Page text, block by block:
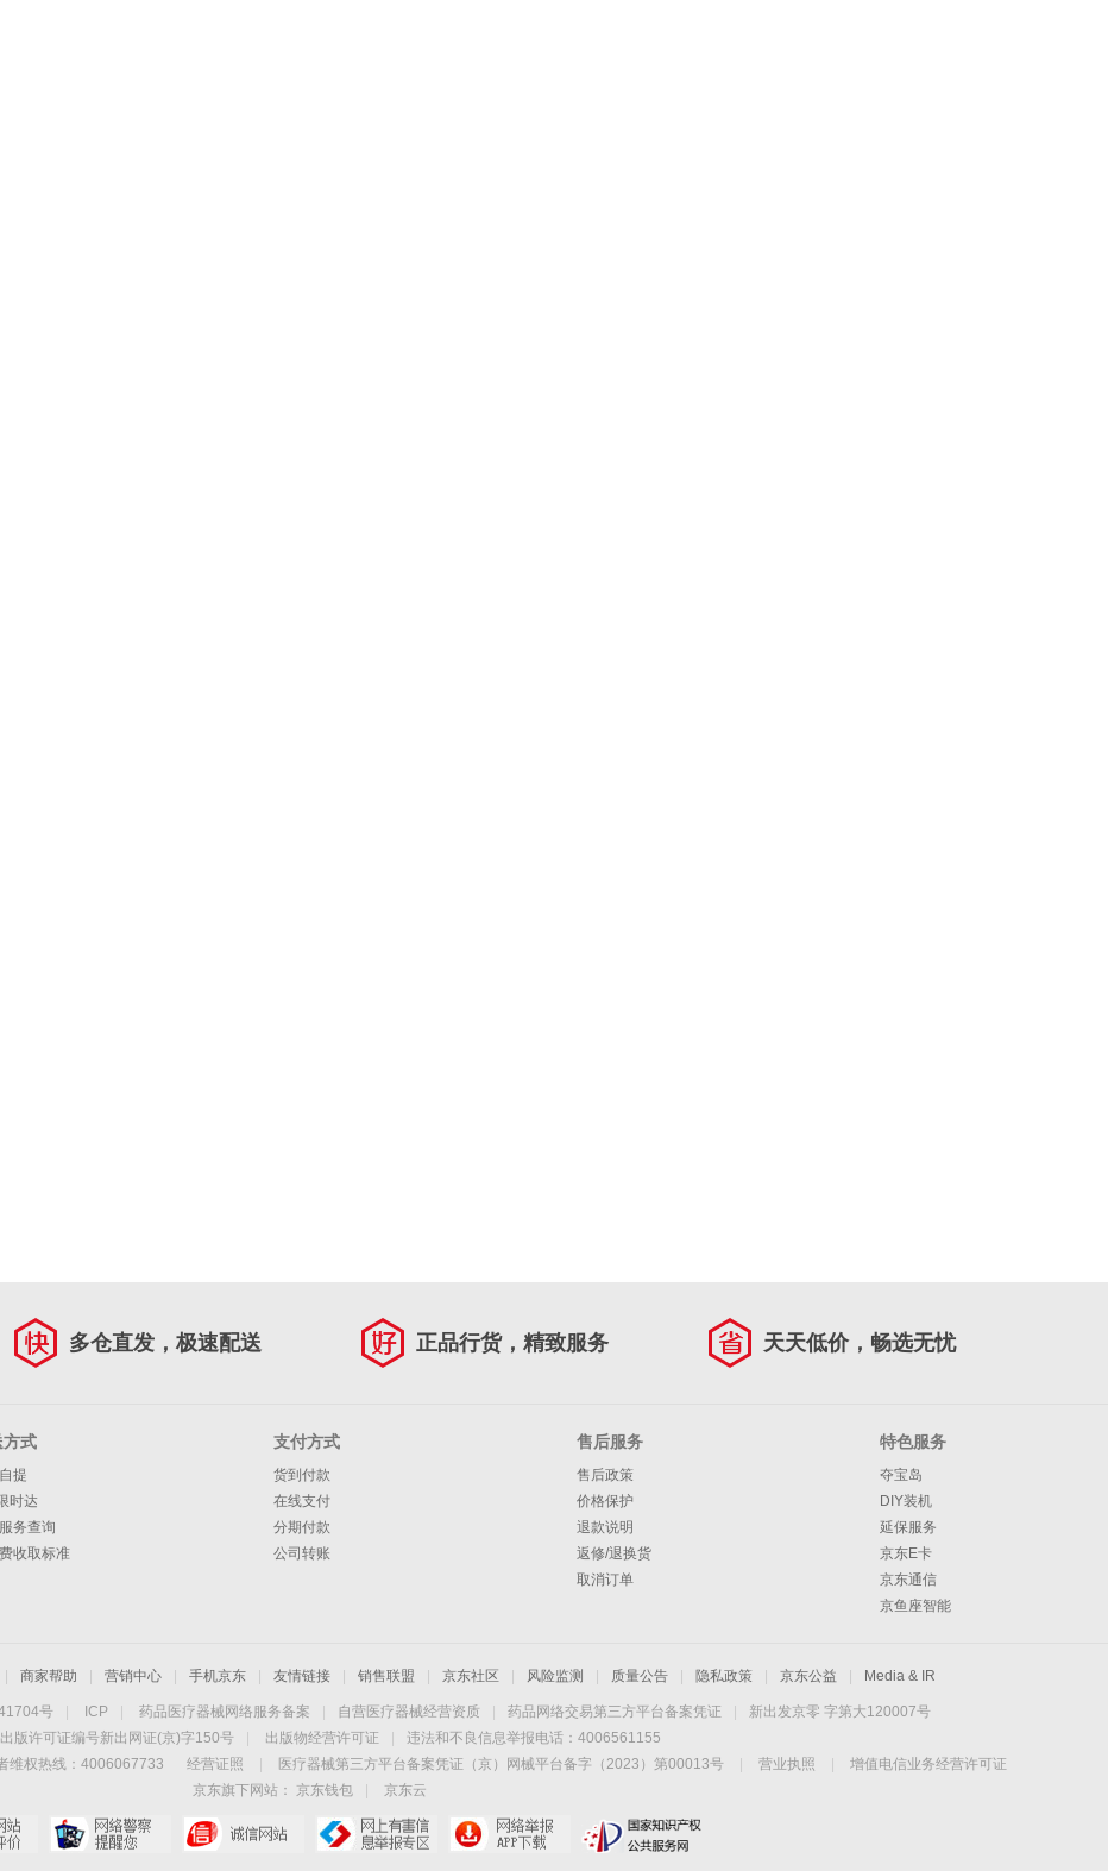
多仓直发，极速配送 正品行货，精致服务 天天低价，畅选无忧
方式
提
时达
务查询
收取标准
支付方式
货到付款
在线支付
分期付款
公司转账
售后服务
售后政策
价格保护
退款说明
返修/退换货
取消订单
特色服务
夺宝岛
DIY装机
延保服务
京东E卡
京东通信
京鱼座智能
商家帮助 营销中心 手机京东 友情链接 销售联盟 京东社区 风险监测 质量公告 隐私政策 京东公益 Media & IR
号 ICP 药品医疗器械网络服务备案 自营医疗器械经营资质 药品网络交易第三方平台备案凭证
新出发京零 字第大120007号
版许可证编号新出网证(京)字150号
出版物经营许可证
违法和不良信息举报电话：4006561155
维权热线：4006067733 经营证照 医疗器械第三方平台备案凭证（京）网械平台备字（2023）第00013号 营业执照
增值电信业务经营许可证
京东旗下网站：
京东钱包 京东云